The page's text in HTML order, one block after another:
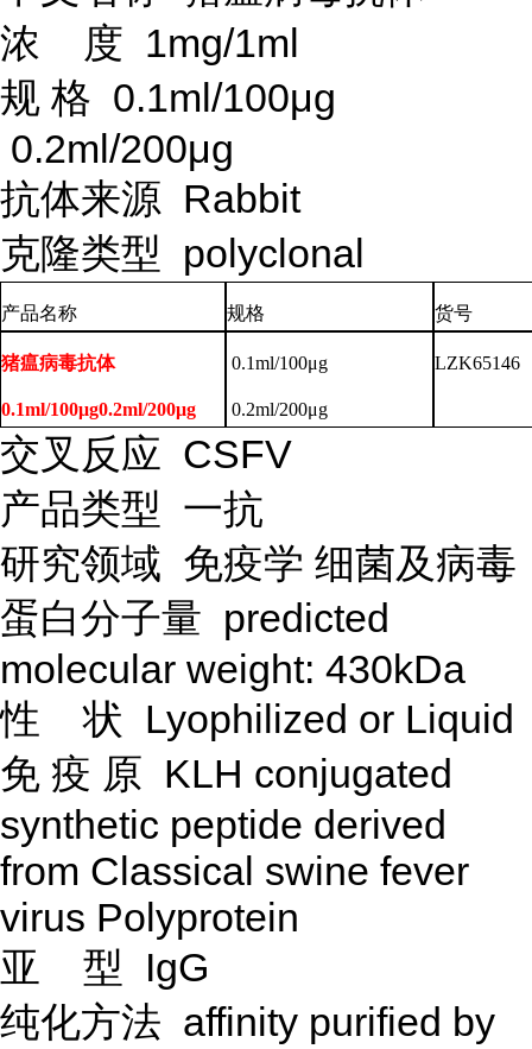
浓
度 1mg/1ml
规 格 0.1ml/100μg
0.2ml/200μg
抗体来源 Rabbit
克隆类型 polyclonal
产品名称 规格 货号
猪瘟病毒抗体
0.1ml/100μg0.2ml/200μg
0.1ml/100μg
0.2ml/200μg
LZK65146
交叉反应 CSFV
产品类型 一抗
研究领域 免疫学 细菌及病毒
蛋白分子量 predicted
molecular weight: 430kDa
性
状 Lyophilized or Liquid
免 疫 原 KLH conjugated
synthetic peptide derived
from Classical swine fever
virus Polyprotein
亚
型 IgG
纯化方法 affinity purified by